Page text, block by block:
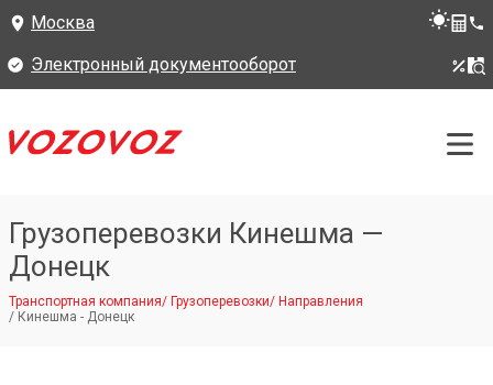
Москва
Электронный документооборот
Грузоперевозки Кинешма —
Донецк
Транспортная компания/ Грузоперевозки/ Направления
/ Кинешма - Донецк